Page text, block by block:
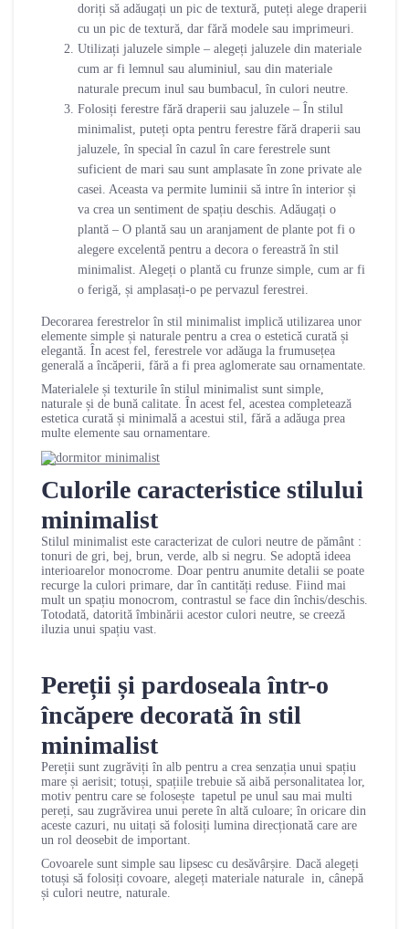
doriți să adăugați un pic de textură, puteți alege draperii
cu un pic de textură, dar fără modele sau imprimeuri.
Utilizați jaluzele simple – alegeți jaluzele din materiale
cum ar fi lemnul sau aluminiul, sau din materiale
naturale precum inul sau bumbacul, în culori neutre.
Folosiți ferestre fără draperii sau jaluzele – În stilul
minimalist, puteți opta pentru ferestre fără draperii sau
jaluzele, în special în cazul în care ferestrele sunt
suficient de mari sau sunt amplasate în zone private ale
casei. Aceasta va permite luminii să intre în interior și
va crea un sentiment de spațiu deschis. Adăugați o
plantă – O plantă sau un aranjament de plante pot fi o
alegere excelentă pentru a decora o fereastră în stil
minimalist. Alegeți o plantă cu frunze simple, cum ar fi
o ferigă, și amplasați-o pe pervazul ferestrei.
Decorarea ferestrelor în stil minimalist implică utilizarea unor
elemente simple și naturale pentru a crea o estetică curată și
elegantă. În acest fel, ferestrele vor adăuga la frumusețea
generală a încăperii, fără a fi prea aglomerate sau ornamentate.
Materialele și texturile în stilul minimalist sunt simple,
naturale și de bună calitate. În acest fel, acestea completează
estetica curată și minimală a acestui stil, fără a adăuga prea
multe elemente sau ornamentare.
Culorile caracteristice stilului
minimalist
Stilul minimalist este caracterizat de culori neutre de pământ :
tonuri de gri, bej, brun, verde, alb si negru. Se adoptă ideea
interioarelor monocrome. Doar pentru anumite detalii se poate
recurge la culori primare, dar în cantități reduse. Fiind mai
mult un spațiu monocrom, contrastul se face din închis/deschis.
Totodată, datorită îmbinării acestor culori neutre, se creeză
iluzia unui spațiu vast.
Pereții și pardoseala într-o
încăpere decorată în stil
minimalist
Pereții sunt zugrăviți în alb pentru a crea senzația unui spațiu
mare și aerisit; totuși, spațiile trebuie să aibă personalitatea lor,
motiv pentru care se folosește tapetul pe unul sau mai multi
pereți, sau zugrăvirea unui perete în altă culoare; în oricare din
aceste cazuri, nu uitați să folosiți lumina direcționată care are
un rol deosebit de important.
Covoarele sunt simple sau lipsesc cu desăvârșire. Dacă alegeți
totuși să folosiți covoare, alegeți materiale naturale in, cânepă
și culori neutre, naturale.